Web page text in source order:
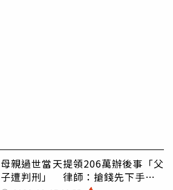
母親過世當天提領206萬辦後事「父
子遭判刑」 律師：搶錢先下手是